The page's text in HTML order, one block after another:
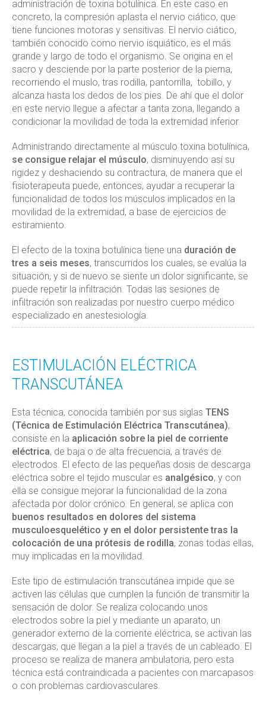
administración de toxina botulínica. En este caso en
concreto, la compresión aplasta el nervio ciático, que
tiene funciones motoras y sensitivas. El nervio ciático,
también conocido como nervio isquiático, es el más
grande y largo de todo el organismo. Se origina en el
sacro y desciende por la parte posterior de la pierna,
recorriendo el muslo, tras rodilla, pantorrilla, tobillo, y
alcanza hasta los dedos de los pies. De ahí que el dolor
en este nervio llegue a afectar a tanta zona, llegando a
condicionar la movilidad de toda la extremidad inferior.
Administrando directamente al músculo toxina botulínica,
se consigue relajar el músculo, disminuyendo así su
rigidez y deshaciendo su contractura, de manera que el
fisioterapeuta puede, entonces, ayudar a recuperar la
funcionalidad de todos los músculos implicados en la
movilidad de la extremidad, a base de ejercicios de
estiramiento.
El efecto de la toxina botulínica tiene una duración de
tres a seis meses, transcurridos los cuales, se evalúa la
situación, y si de nuevo se siente un dolor significante, se
puede repetir la infiltración. Todas las sesiones de
infiltración son realizadas por nuestro cuerpo médico
especializado en anestesiología.
ESTIMULACIÓN ELÉCTRICA
TRANSCUTÁNEA
Esta técnica, conocida también por sus siglas TENS
(Técnica de Estimulación Eléctrica Transcutánea),
consiste en la aplicación sobre la piel de corriente
eléctrica, de baja o de alta frecuencia, a través de
electrodos. El efecto de las pequeñas dosis de descarga
eléctrica sobre el tejido muscular es analgésico, y con
ella se consigue mejorar la funcionalidad de la zona
afectada por dolor crónico. En general, se aplica con
buenos resultados en dolores del sistema
musculoesquelético y en el dolor persistente tras la
colocación de una prótesis de rodilla, zonas todas ellas,
muy implicadas en la movilidad.
Este tipo de estimulación transcutánea impide que se
activen las células que cumplen la función de transmitir la
sensación de dolor. Se realiza colocando unos
electrodos sobre la piel y mediante un aparato, un
generador externo de la corriente eléctrica, se activan las
descargas, que llegan a la piel a través de un cableado. El
proceso se realiza de manera ambulatoria, pero esta
técnica está contraindicada a pacientes con marcapasos
o con problemas cardiovasculares.